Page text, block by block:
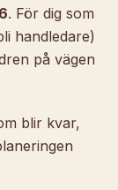
. För dig som
handledare)
på vägen
blir kvar,